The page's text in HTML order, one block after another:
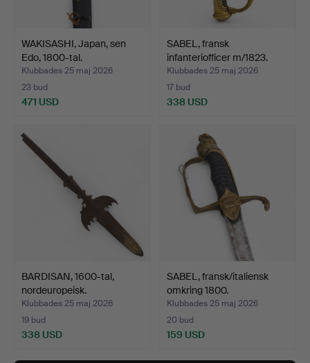
WAKISASHI, Japan, sen
Edo, 1800-tal.
Klubbades 25 maj 2026
23 bud
471 USD
SABEL, fransk
infanteriofficer m/1823.
Klubbades 25 maj 2026
17 bud
338 USD
BARDISAN, 1600-tal,
nordeuropeisk.
Klubbades 25 maj 2026
19 bud
338 USD
SABEL, fransk/italiensk
omkring 1800.
Klubbades 25 maj 2026
20 bud
159 USD